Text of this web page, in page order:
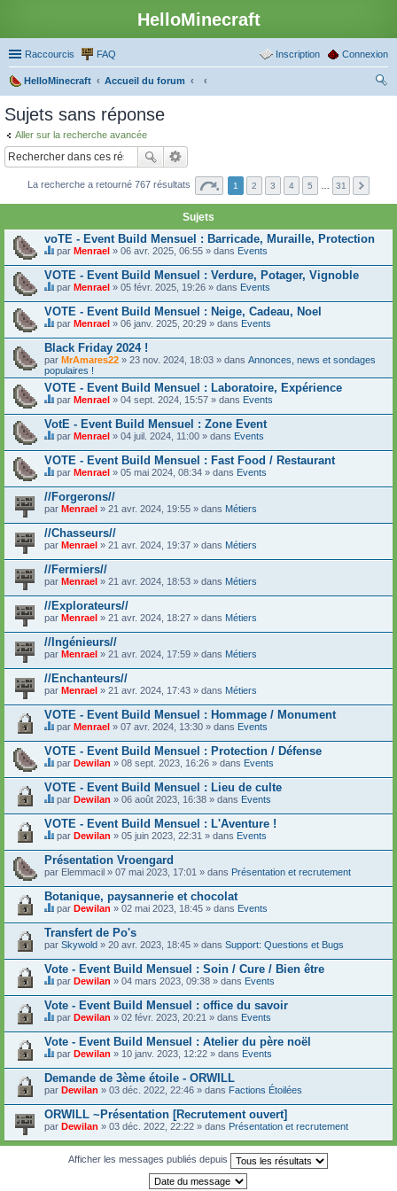
HelloMinecraft
Raccourcis FAQ Connexion
Inscription
HelloMinecraft
Accueil du forum
Sujets sans réponse
Aller sur la recherche avancée
La recherche a retourné 767 résultats 1 2 3 4 5 31
Sujets
voTE - Event Build Mensuel : Barricade, Muraille, Protection
C
e
s
u
j
e
o
n
t
i
e
n
u
n
s
o
n
d
g
.
par Menrael » 06 avr. 2025, 06:55 » dans Events
VOTE - Event Build Mensuel : Verdure, Potager, Vignoble
C
e
s
u
j
e
t
c
o
n
i
e
n
u
n
s
o
n
d
g
e
.
par Menrael » 05 févr. 2025, 19:26 » dans Events
VOTE - Event Build Mensuel : Neige, Cadeau, Noel
C
e
s
u
j
e
c
o
n
i
e
n
u
n
s
o
n
d
g
.
par Menrael » 06 janv. 2025, 20:29 » dans Events
Black Friday 2024 !
par MrAmares22 » 23 nov. 2024, 18:03 » dans Annonces, news et sondages
populaires !
VOTE - Event Build Mensuel : Laboratoire, Expérience
C
e
s
u
j
e
o
t
i
e
n
t
u
n
o
n
d
a
g
e
par Menrael » 04 sept. 2024, 15:57 » dans Events
VotE - Event Build Mensuel : Zone Event
C
e
s
u
j
e
t
o
n
t
i
e
n
t
u
n
o
n
d
a
g
e
par Menrael » 04 juil. 2024, 11:00 » dans Events
VOTE - Event Build Mensuel : Fast Food / Restaurant
C
e
s
u
j
e
t
o
t
i
e
n
t
u
n
o
n
d
a
g
e
par Menrael » 05 mai 2024, 08:34 » dans Events
//Forgerons//
par Menrael » 21 avr. 2024, 19:55 » dans Métiers
//Chasseurs//
par Menrael » 21 avr. 2024, 19:37 » dans Métiers
//Fermiers//
par Menrael » 21 avr. 2024, 18:53 » dans Métiers
//Explorateurs//
par Menrael » 21 avr. 2024, 18:27 » dans Métiers
//Ingénieurs//
par Menrael » 21 avr. 2024, 17:59 » dans Métiers
//Enchanteurs//
par Menrael » 21 avr. 2024, 17:43 » dans Métiers
VOTE - Event Build Mensuel : Hommage / Monument
C
e
s
u
j
e
o
n
i
e
n
t
u
n
s
o
n
d
a
g
e
par Menrael » 07 avr. 2024, 13:30 » dans Events
VOTE - Event Build Mensuel : Protection / Défense
C
e
s
u
j
e
o
n
t
i
e
n
t
u
n
o
n
d
a
g
e
par Dewilan » 08 sept. 2023, 16:26 » dans Events
VOTE - Event Build Mensuel : Lieu de culte
C
e
s
u
j
e
t
o
n
i
e
n
t
u
n
s
o
n
d
a
g
e
par Dewilan » 06 août 2023, 16:38 » dans Events
VOTE - Event Build Mensuel : L'Aventure !
C
e
s
u
j
e
o
n
t
i
e
n
t
u
n
s
o
n
d
a
g
e
par Dewilan » 05 juin 2023, 22:31 » dans Events
Présentation Vroengard
par Elemmacil » 07 mai 2023, 17:01 » dans Présentation et recrutement
Botanique, paysannerie et chocolat
C
e
s
u
j
e
o
n
i
e
n
t
u
n
o
n
d
a
par Dewilan » 02 mai 2023, 18:45 » dans Events
Transfert de Po's
par Skywold » 20 avr. 2023, 18:45 » dans Support: Questions et Bugs
Vote - Event Build Mensuel : Soin / Cure / Bien être
C
e
s
u
j
e
o
n
t
i
e
n
t
u
par Dewilan » 04 mars 2023, 09:38 » dans Events
Vote - Event Build Mensuel : office du savoir
C
s
u
j
e
t
o
n
t
i
par Dewilan » 02 févr. 2023, 20:21 » dans Events
Vote - Event Build Mensuel : Atelier du père noël
C
e
s
u
j
e
t
o
par Dewilan » 10 janv. 2023, 12:22 » dans Events
Demande de 3ème étoile - ORWILL
par Dewilan » 03 déc. 2022, 22:46 » dans Factions Étoilées
ORWILL ~Présentation [Recrutement ouvert]
par Dewilan » 03 déc. 2022, 22:22 » dans Présentation et recrutement
Afficher les messages publiés depuis